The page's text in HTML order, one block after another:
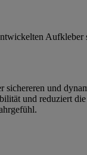
und
und reduziert